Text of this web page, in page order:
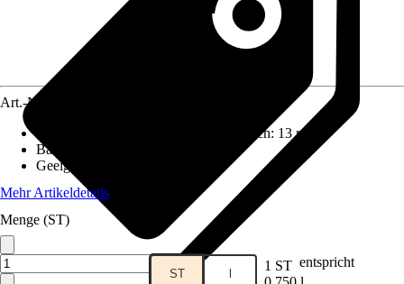
Art.-Nr.
Reichweite (ca.) bei einmaligem Anstrich: 13 m²/l
Basis
Geeignet für Untergrund
Mehr Artikeldetails
Menge (ST)
ST l 1 ST entspricht